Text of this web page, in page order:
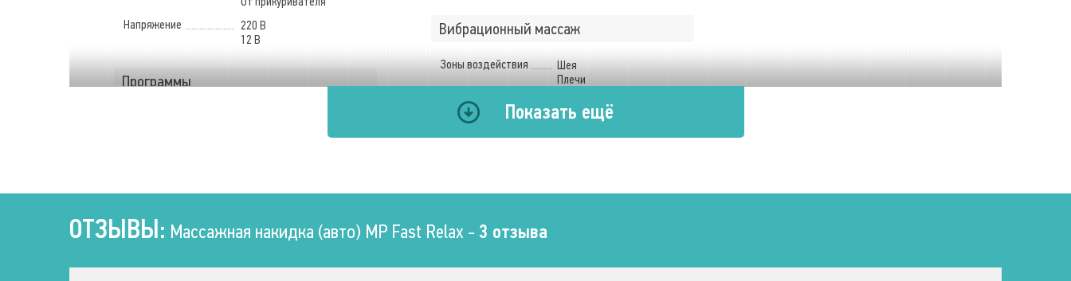
Напряжение
220 В
12 В
Программы
Типы массажа
Тепловой
Вибрационный массаж
Зоны воздействия
Шея
Плечи
Поясница
Ягодицы
Бёдра
Магнитотерапия
Показать ещё
ОТЗЫВЫ: Массажная накидка (авто) MP Fast Relax - 3 отзыва